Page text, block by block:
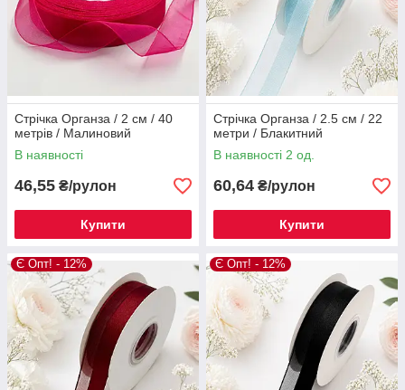
Стрічка Органза / 2 см / 40
метрів / Малиновий
В наявності
46,55 ₴/рулон
Купити
Стрічка Органза / 2.5 см / 22
метри / Блакитний
В наявності 2 од.
60,64 ₴/рулон
Купити
Є Опт! - 12% Є Опт! - 12%